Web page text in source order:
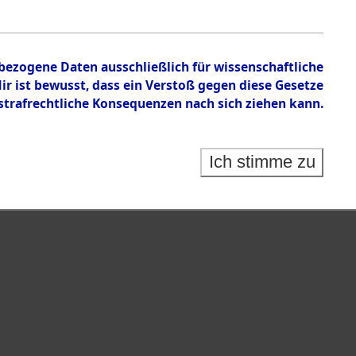
Daten ausschließlich für wissenschaftliche
bewusst, dass ein Verstoß gegen diese Gesetze
Konsequenzen nach sich ziehen kann.
Ich stimme zu